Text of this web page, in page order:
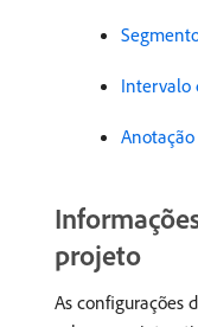
Intervalo
Anotação
projeto
As configurações